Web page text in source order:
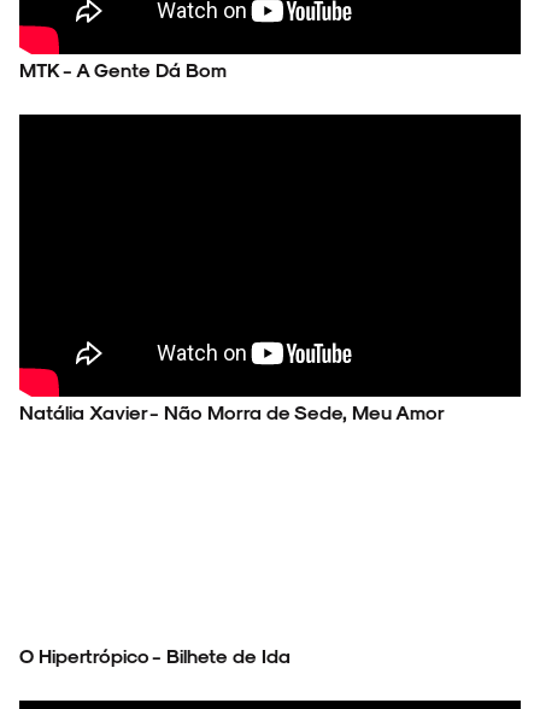
MTK - A Gente Dá Bom
Natália Xavier - Não Morra de Sede, Meu Amor
O Hipertrópico - Bilhete de Ida